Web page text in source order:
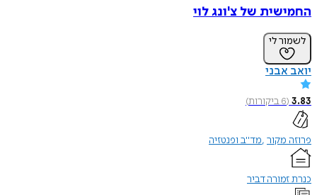
החמישית של צ'ונג לוי
לשמור לי
יואב אבני
3.83
(
6ביקורות)
פרוזה מקור מד"ב ופנטזיה
כנרת זמורה דביר